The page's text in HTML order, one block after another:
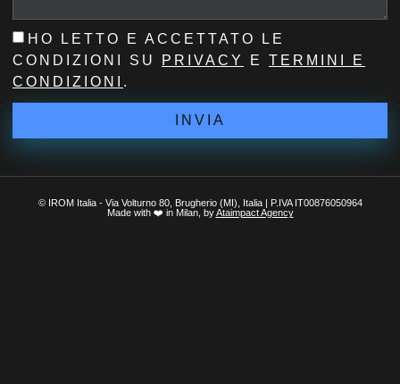
HO LETTO E ACCETTATO LE
CONDIZIONI SU
PRIVACY E TERMINI E
CONDIZIONI .
INVIA
© IROM Italia - Via Volturno 80, Brugherio (MI), Italia | P.IVA IT00876050964
Made with ❤️ in Milan, byAtaimpact Agency